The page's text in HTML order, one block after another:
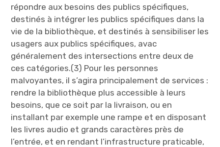
répondre aux besoins des publics spécifiques,
destinés à intégrer les publics spécifiques dans la
vie de la bibliothèque, et destinés à sensibiliser les
usagers aux publics spécifiques, avac
généralement des intersections entre deux de
ces catégories.(3) Pour les personnes
malvoyantes, il s’agira principalement de services :
rendre la bibliothèque plus accessible à leurs
besoins, que ce soit par la livraison, ou en
installant par exemple une rampe et en disposant
les livres audio et grands caractères près de
l’entrée, et en rendant l’infrastructure praticable,